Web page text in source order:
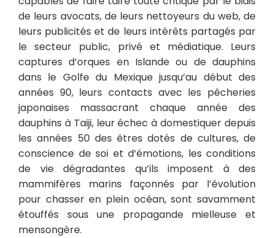
de leurs avocats, de leurs nettoyeurs du web, de
leurs publicités et de leurs intérêts partagés par
le secteur public, privé et médiatique. Leurs
captures d’orques en Islande ou de dauphins
dans le Golfe du Mexique jusqu’au début des
années 90, leurs contacts avec les pêcheries
japonaises massacrant chaque année des
dauphins à Taiji, leur échec à domestiquer depuis
les années 50 des êtres dotés de cultures, de
conscience de soi et d’émotions, les conditions
de vie dégradantes qu’ils imposent à des
mammifères marins façonnés par l’évolution
pour chasser en plein océan, sont savamment
étouffés sous une propagande mielleuse et
mensongère.